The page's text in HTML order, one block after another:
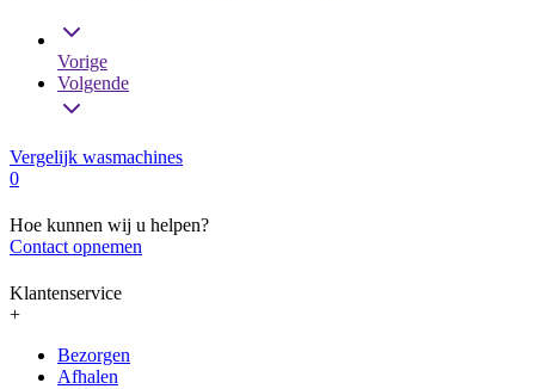
Vorige
Volgende
Vergelijk wasmachines
0
Hoe kunnen wij u helpen?
Contact opnemen
Klantenservice
+
Bezorgen
Afhalen